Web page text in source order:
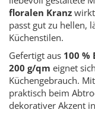
floralen Kranz
passt gut zu hellen,
Küchenstilen.
Gefertigt aus 100 %
200 g/qm eignet
Küchengebrauch.
praktisch beim
dekorativer Akzent